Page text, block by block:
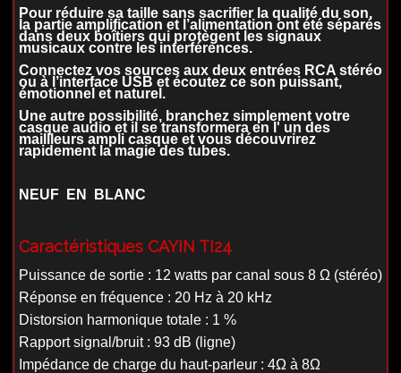
Pour réduire sa taille sans sacrifier la qualité du son,
la partie amplification et l’alimentation ont été séparés
dans deux boîtiers qui protègent les signaux
musicaux contre les interférences.
Connectez vos sources aux deux entrées RCA stéréo
ou à l’interface USB et écoutez ce son puissant,
émotionnel et naturel.
Une autre possibilité, branchez simplement votre
casque audio et il se transformera en l' un des
maillleurs ampli casque et vous découvrirez
rapidement la magie des tubes.
NEUF EN BLANC
Caractéristiques CAYIN TI24
Puissance de sortie : 12 watts par canal sous 8 Ω (stéréo)
Réponse en fréquence : 20 Hz à 20 kHz
Distorsion harmonique totale : 1 %
Rapport signal/bruit : 93 dB (ligne)
Impédance de charge du haut-parleur : 4Ω à 8Ω